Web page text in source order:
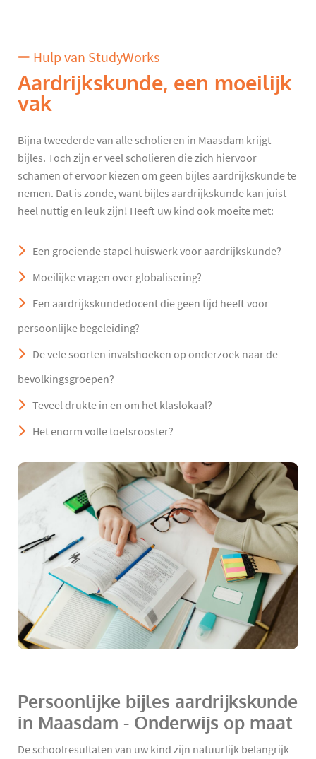
Hulp van StudyWorks
Aardrijkskunde, een moeilijk
vak
Bijna tweederde van alle scholieren in Maasdam krijgt
bijles. Toch zijn er veel scholieren die zich hiervoor
schamen of ervoor kiezen om geen bijles aardrijkskunde te
nemen. Dat is zonde, want bijles aardrijkskunde kan juist
heel nuttig en leuk zijn! Heeft uw kind ook moeite met:
Een groeiende stapel huiswerk voor aardrijkskunde?
Moeilijke vragen over globalisering?
Een aardrijkskundedocent die geen tijd heeft voor
persoonlijke begeleiding?
De vele soorten invalshoeken op onderzoek naar de
bevolkingsgroepen?
Teveel drukte in en om het klaslokaal?
Het enorm volle toetsrooster?
Persoonlijke bijles aardrijkskunde
in Maasdam - Onderwijs op maat
De schoolresultaten van uw kind zijn natuurlijk belangrijk